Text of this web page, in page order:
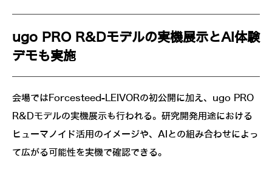
ugo PRO R&Dモデルの実機展示とAI体験
デモも実施
会場ではForcesteed-LEIVORの初公開に加え、ugo PRO
R&Dモデルの実機展示も行われる。研究開発用途における
ヒューマノイド活用のイメージや、AIとの組み合わせによっ
て広がる可能性を実機で確認できる。